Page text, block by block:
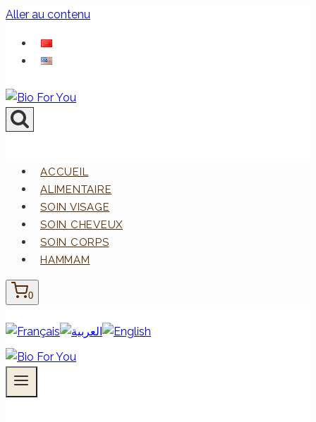
Aller au contenu
ACCUEIL
ALIMENTAIRE
SOIN VISAGE
SOIN CHEVEUX
SOIN CORPS
HAMMAM
0